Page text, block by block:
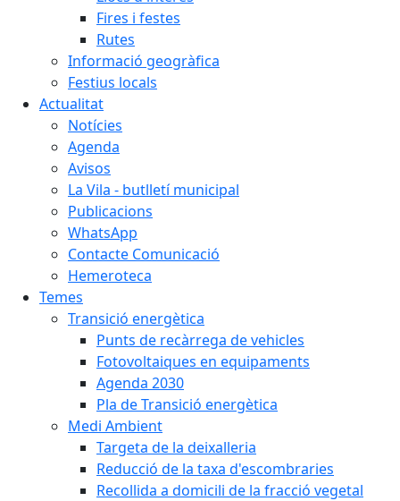
Fires i festes
Rutes
Informació geogràfica
Festius locals
Actualitat
Notícies
Agenda
Avisos
La Vila - butlletí municipal
Publicacions
WhatsApp
Contacte Comunicació
Hemeroteca
Temes
Transició energètica
Punts de recàrrega de vehicles
Fotovoltaiques en equipaments
Agenda 2030
Pla de Transició energètica
Medi Ambient
Targeta de la deixalleria
Reducció de la taxa d'escombraries
Recollida a domicili de la fracció vegetal